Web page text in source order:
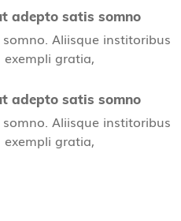
adepto satis somno
Aliisque institoribus
gratia,
adepto satis somno
Aliisque institoribus
gratia,